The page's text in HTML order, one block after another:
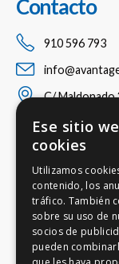
Contacto
910 596 793
C/ Maldonado
Ese sitio
cookies
Utilizamos
contenido, los
tráfico. También
sobre su uso de
socios de
pueden